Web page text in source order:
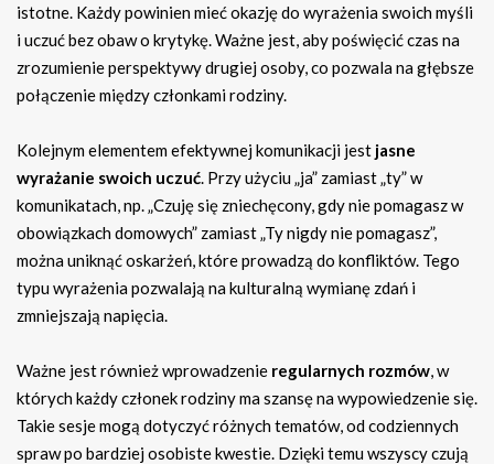
istotne. Każdy powinien mieć okazję do wyrażenia swoich myśli
i uczuć bez obaw o krytykę. Ważne jest, aby poświęcić czas na
zrozumienie perspektywy drugiej osoby, co pozwala na głębsze
połączenie między członkami rodziny.
Kolejnym elementem efektywnej komunikacji jest jasne
wyrażanie swoich uczuć. Przy użyciu „ja” zamiast „ty” w
komunikatach, np. „Czuję się zniechęcony, gdy nie pomagasz w
obowiązkach domowych” zamiast „Ty nigdy nie pomagasz”,
można uniknąć oskarżeń, które prowadzą do konfliktów. Tego
typu wyrażenia pozwalają na kulturalną wymianę zdań i
zmniejszają napięcia.
Ważne jest również wprowadzenie regularnych rozmów, w
których każdy członek rodziny ma szansę na wypowiedzenie się.
Takie sesje mogą dotyczyć różnych tematów, od codziennych
spraw po bardziej osobiste kwestie. Dzięki temu wszyscy czują